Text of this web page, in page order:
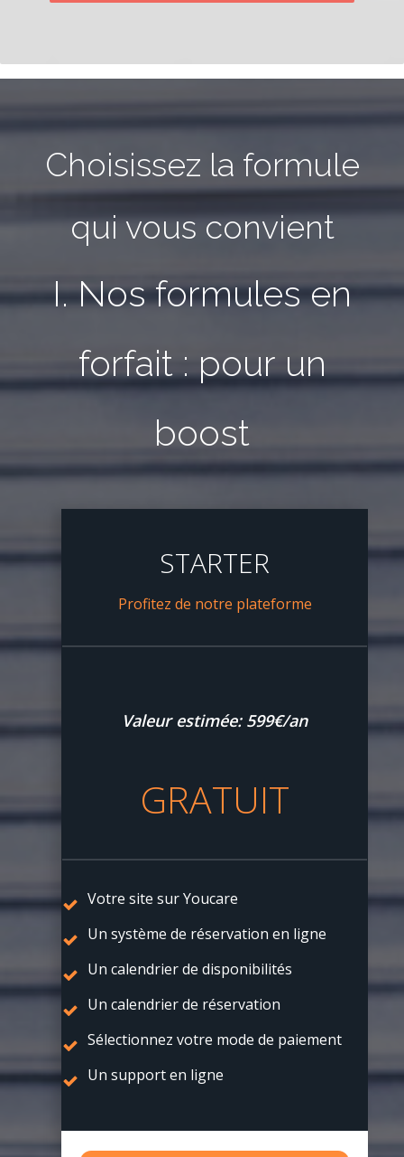
Choisissez la formule
qui vous convient
I. Nos formules en
forfait :pourun
boost
STARTER
Profitez de notre plateforme
Valeur estimée: 599€/an
GRATUIT
Votre site sur Youcare
Un système de réservation en ligne
Un calendrier de disponibilités
Un calendrier de réservation
Sélectionnez votre mode de paiement
Un support en ligne